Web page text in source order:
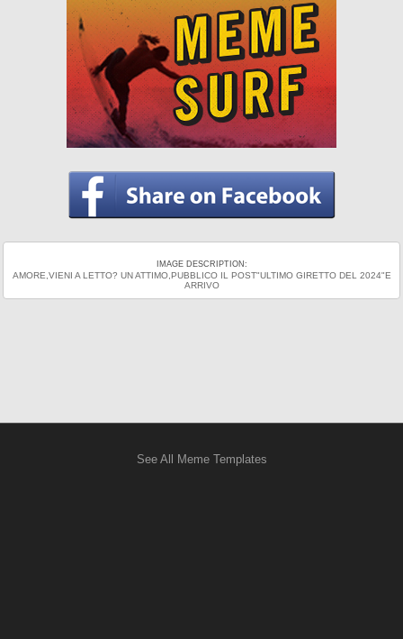
IMAGE DESCRIPTION:
AMORE,VIENI A LETTO? UN ATTIMO,PUBBLICO IL POST"ULTIMO GIRETTO DEL 2024"E
ARRIVO
See All Meme Templates